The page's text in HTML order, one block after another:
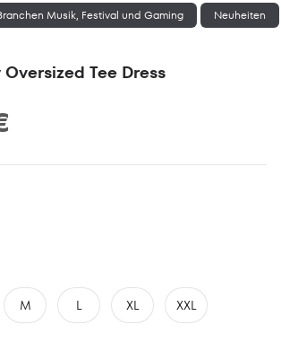
Musik, Festival und Gaming Neuheiten
Tee Dress
M L XL XXL